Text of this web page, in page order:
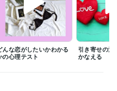
てください。
べく早く聞いて欲しい。」
で、
んな恋がしたいかわかる
の心理テスト
引き寄せの
かなえる